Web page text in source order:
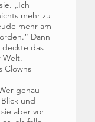
„Ich
mehr zu
mehr am
Dann
deckte das
Welt.
Clowns
genau
und
aber vor